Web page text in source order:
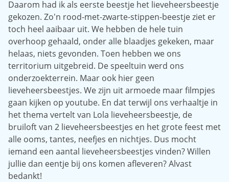
Daarom had ik als eerste beestje het lieveheersbeestje
gekozen. Zo'n rood-met-zwarte-stippen-beestje ziet er
toch heel aaibaar uit. We hebben de hele tuin
overhoop gehaald, onder alle blaadjes gekeken, maar
helaas, niets gevonden. Toen hebben we ons
territorium uitgebreid. De speeltuin werd ons
onderzoekterrein. Maar ook hier geen
lieveheersbeestjes. We zijn uit armoede maar filmpjes
gaan kijken op youtube. En dat terwijl ons verhaaltje in
het thema vertelt van Lola lieveheersbeestje, de
bruiloft van 2 lieveheersbeestjes en het grote feest met
alle ooms, tantes, neefjes en nichtjes. Dus mocht
iemand een aantal lieveheersbeestjes vinden? Willen
jullie dan eentje bij ons komen afleveren? Alvast
bedankt!